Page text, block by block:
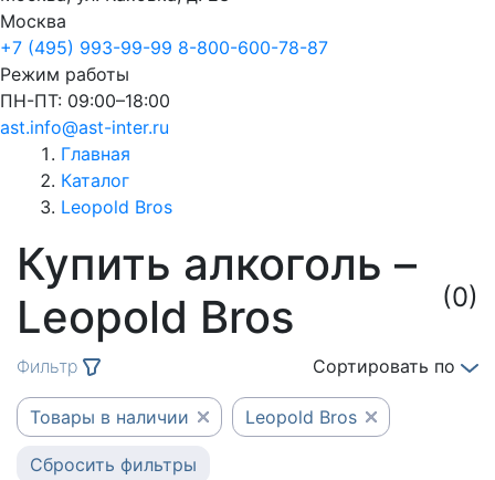
Москва
+7 (495) 993-99-99 8-800-600-78-87
Режим работы
ПН-ПТ: 09:00–18:00
ast.info@ast-inter.ru
Главная
Каталог
Leopold Bros
Купить алкоголь –
Leopold Bros
(0)
Фильтр Сортировать по
Товары в наличии Leopold Bros
Сбросить фильтры